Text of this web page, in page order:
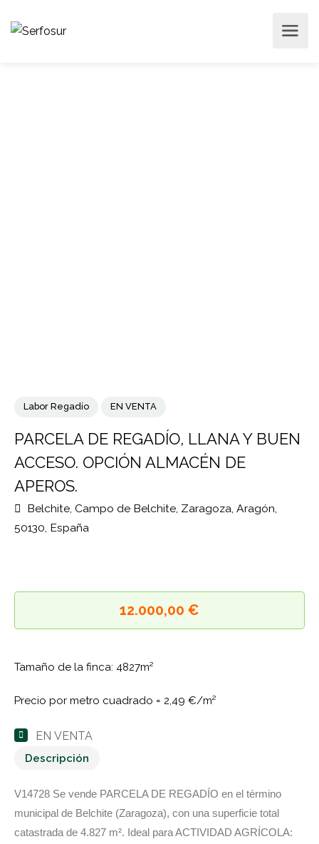
Labor Regadío EN VENTA
PARCELA DE REGADÍO, LLANA Y
ACCESO. OPCIÓN ALMACÉN DE
APEROS.
12.000,00 €
Tamaño de la finca: 4827m²
Precio por metro cuadrado = 2,49 €/m²
EN VENTA
Descripción
V14728 Se vende PARCELA DE REGADÍO en el término
municipal de Belchite (Zaragoza), con una superficie total
catastrada de 4.827 m². Ideal para ACTIVIDAD AGRÍCOLA: